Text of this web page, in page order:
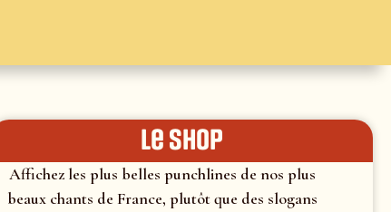
le shop
Affichez les plus belles punchlines de nos plus
beaux chants de France, plutôt que des slogans